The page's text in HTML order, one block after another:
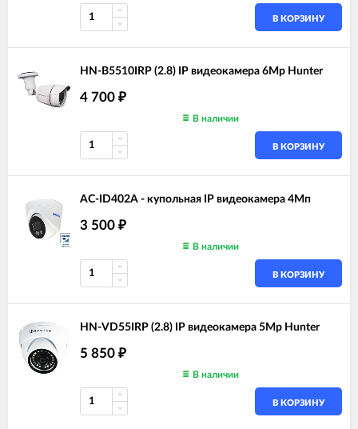
В КОРЗИНУ
HN-B5510IRP (2.8) IP видеокамера 6Mp Hunter
4 700 ₽
В наличии
В КОРЗИНУ
AC-ID402A - купольная IP видеокамера 4Мп
3 500 ₽
В наличии
В КОРЗИНУ
HN-VD55IRP (2.8) IP видеокамера 5Mp Hunter
5 850 ₽
В наличии
В КОРЗИНУ